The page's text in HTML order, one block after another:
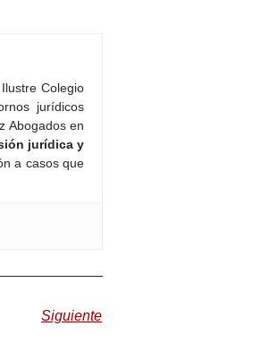
Ilustre Colegio
jurídicos
Abogados en
jurídica y
a casos que
Siguiente